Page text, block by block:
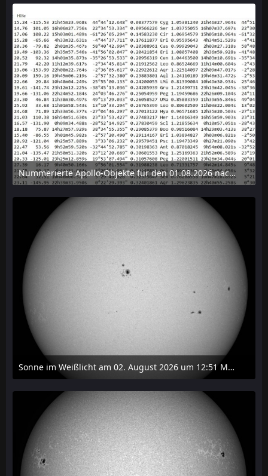
Nummerierte Apollo-Objekte für den 01.08.2026 nach Erdabstand sortiert, nur die ersten der 1910 Objekte angezeigt
6. August 2026 um 15:14
Sonne im Weißlicht am 02. August 2026 um 12:51 MESZ
2. August 2026 um 16:37